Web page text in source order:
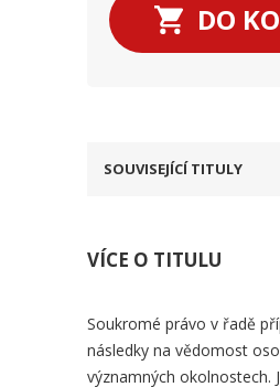
DO
SOUVISEJÍCÍ TITULY
VÍCE O TITULU
Soukromé právo v řadě
následky na vědomost
významných okolnostech.